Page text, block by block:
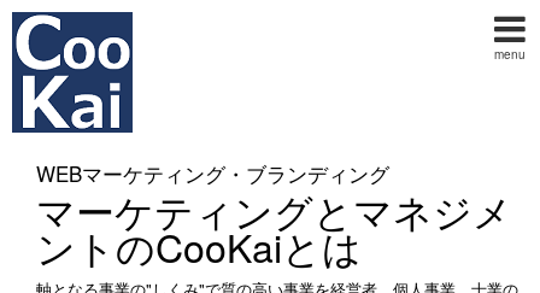
menu
WEBマーケティング・ブランディング
マーケティングとマネジメ
ントのCooKaiとは